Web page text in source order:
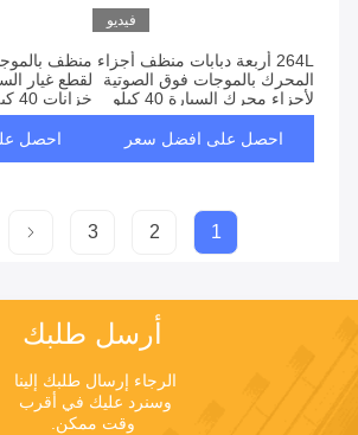
فيديو
264L أربعة دبابات منظف أجزاء
المحرك بالموجات فوق الصوتية
لأجزاء محرك السيارة 40 كيلو
هرتز
احصل على افضل سعر
منظف
لقطع غيار
لقطع غيار
احصل
1
2
3
أرسل طلبك
وقت ممكن.